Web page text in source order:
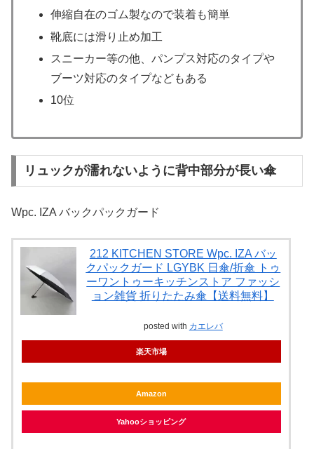
伸縮自在のゴム製なので装着も簡単
靴底には滑り止め加工
スニーカー等の他、パンプス対応のタイプや
ブーツ対応のタイプなどもある
10位
リュックが濡れないように背中部分が長い傘
Wpc. IZA バックパックガード
212 KITCHEN STORE Wpc. IZA バッ
クパックガード LGYBK 日傘/折傘 トゥ
ーワントゥーキッチンストア ファッシ
ョン雑貨 折りたたみ傘【送料無料】
posted with カエレバ
楽天市場
Amazon
Yahooショッピング